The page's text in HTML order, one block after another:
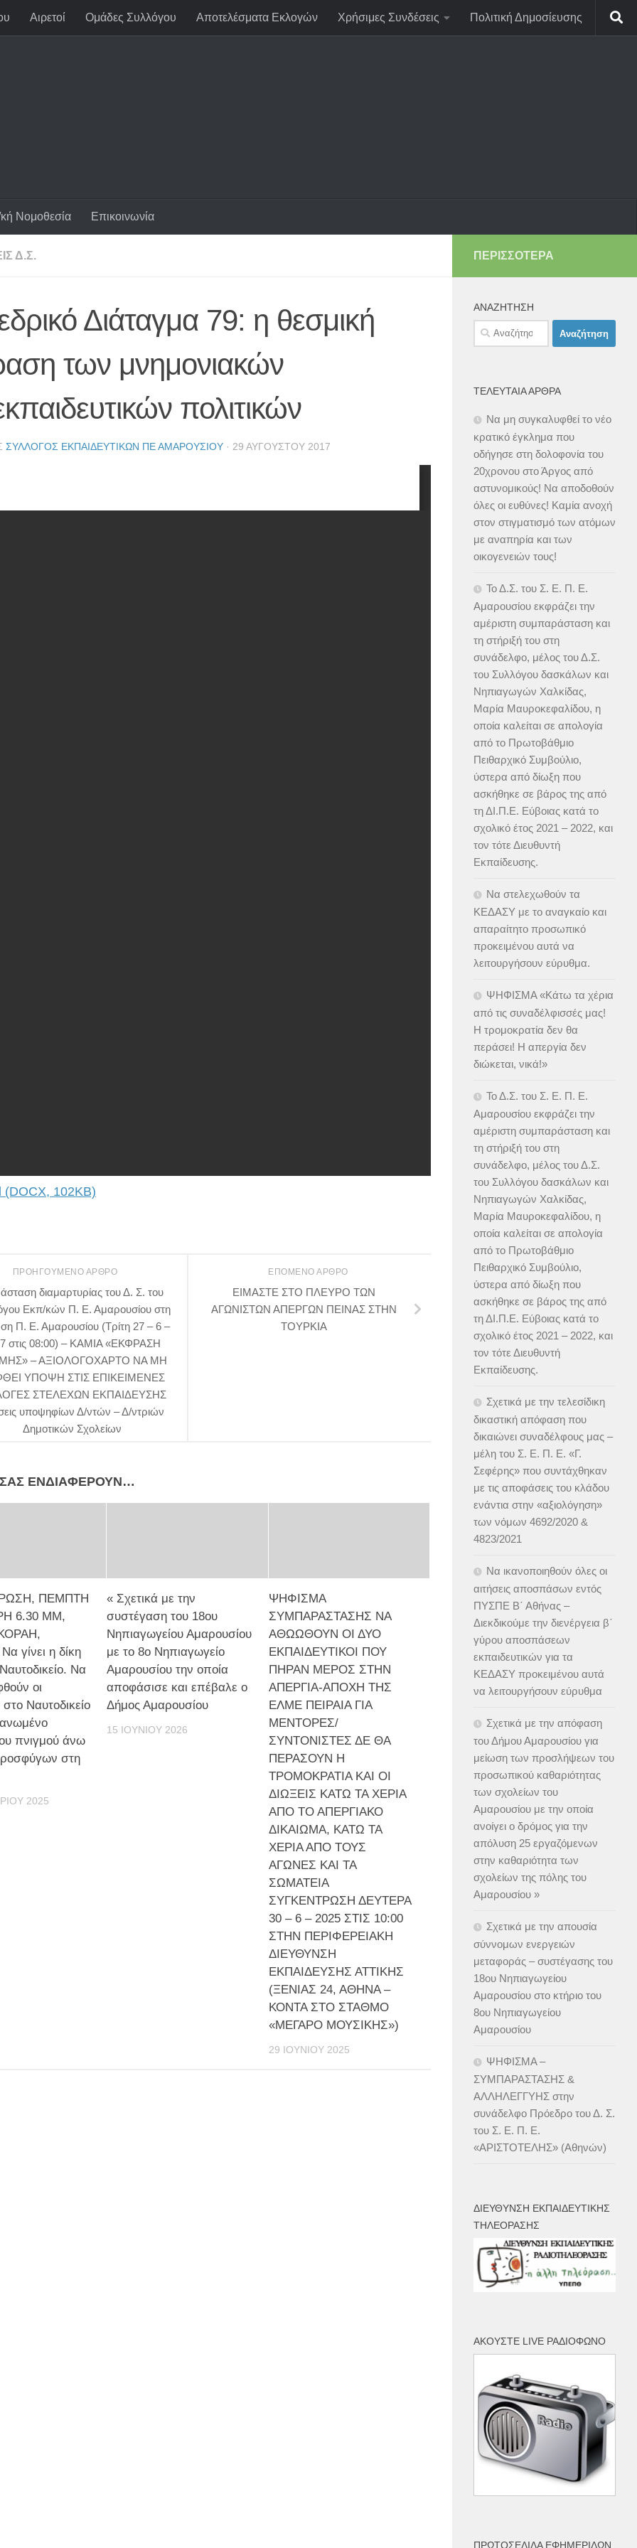
Αιρετοί Ομάδες Συλλόγου Αποτελέσματα Εκλογών Χρήσιμες Συνδέσεις Πολιτική Δημοσίευσης
Νομοθεσία Επικοινωνία
Δ.Σ.
Διάταγμα 79: η θεσμική
των μνημονιακών
πολιτικών
ΣΎΛΛΟΓΟΣ ΕΚΠΑΙΔΕΥΤΙΚΏΝ ΠΕ ΑΜΑΡΟΥΣΊΟΥ · 29 ΑΥΓΟΎΣΤΟΥ 2017
(DOCX, 102KB)
ΕΠΌΜΕΝΟ ΆΡΘΡΟ
ΕΙΜΑΣΤΕ ΣΤΟ ΠΛΕΥΡΟ ΤΩΝ
ΑΓΩΝΙΣΤΩΝ ΑΠΕΡΓΩΝ ΠΕΙΝΑΣ ΣΤΗΝ
ΤΟΥΡΚΙΑ
ΠΡΟΗΓΟΎΜΕΝΟ ΆΡΘΡΟ
διαμαρτυρίας του Δ. Σ. του
Εκπ/κών Π. Ε. Αμαρουσίου στη
Π. Ε. Αμαρουσίου (Τρίτη 27 – 6 –
στις 08:00) – ΚΑΜΙΑ «ΕΚΦΡΑΣΗ
– ΑΞΙΟΛΟΓΟΧΑΡΤΟ ΝΑ ΜΗ
ΥΠΟΨΗ ΣΤΙΣ ΕΠΙΚΕΙΜΕΝΕΣ
ΣΤΕΛΕΧΩΝ ΕΚΠΑΙΔΕΥΣΗΣ
υποψηφίων Δ/ντών – Δ/ντριών
Δημοτικών Σχολείων
ΣΑΣ ΕΝΔΙΑΦΈΡΟΥΝ…
ΠΕΜΠΤΗ
6.30 ΜΜ,
γίνει η δίκη
Να
οι
Ναυτοδικείο
πνιγμού άνω
στη
2025
« Σχετικά με την
συστέγαση του 18ου
Νηπιαγωγείου Αμαρουσίου
με το 8ο Νηπιαγωγείο
Αμαρουσίου την οποία
αποφάσισε και επέβαλε ο
Δήμος Αμαρουσίου
15 ΙΟΥΝΊΟΥ 2026
ΨΗΦΙΣΜΑ
ΣΥΜΠΑΡΑΣΤΑΣΗΣ ΝΑ
ΑΘΩΩΘΟΥΝ ΟΙ ΔΥΟ
ΕΚΠΑΙΔΕΥΤΙΚΟΙ ΠΟΥ
ΠΗΡΑΝ ΜΕΡΟΣ ΣΤΗΝ
ΑΠΕΡΓΙΑ-ΑΠΟΧΗ ΤΗΣ
ΕΛΜΕ ΠΕΙΡΑΙΑ ΓΙΑ
ΜΕΝΤΟΡΕΣ/
ΣΥΝΤΟΝΙΣΤΕΣ ΔΕ ΘΑ
ΠΕΡΑΣΟΥΝ Η
ΤΡΟΜΟΚΡΑΤΙΑ ΚΑΙ ΟΙ
ΔΙΩΞΕΙΣ ΚΑΤΩ ΤΑ ΧΕΡΙΑ
ΑΠΟ ΤΟ ΑΠΕΡΓΙΑΚΟ
ΔΙΚΑΙΩΜΑ, ΚΑΤΩ ΤΑ
ΧΕΡΙΑ ΑΠΟ ΤΟΥΣ
ΑΓΩΝΕΣ ΚΑΙ ΤΑ
ΣΩΜΑΤΕΙΑ
ΣΥΓΚΕΝΤΡΩΣΗ ΔΕΥΤΕΡΑ
30 – 6 – 2025 ΣΤΙΣ 10:00
ΣΤΗΝ ΠΕΡΙΦΕΡΕΙΑΚΗ
ΔΙΕΥΘΥΝΣΗ
ΕΚΠΑΙΔΕΥΣΗΣ ΑΤΤΙΚΗΣ
(ΞΕΝΙΑΣ 24, ΑΘΗΝΑ –
ΚΟΝΤΑ ΣΤΟ ΣΤΑΘΜΟ
«ΜΕΓΑΡΟ ΜΟΥΣΙΚΗΣ»)
29 ΙΟΥΝΊΟΥ 2025
ΠΕΡΙΣΣΌΤΕΡΑ
ΑΝΑΖΉΤΗΣΗ
Αναζήτηση
για:
ΤΕΛΕΥΤΑΊΑ ΆΡΘΡΑ
Να μη συγκαλυφθεί το νέο
κρατικό έγκλημα που
οδήγησε στη δολοφονία του
20χρονου στο Άργος από
αστυνομικούς! Να αποδοθούν
όλες οι ευθύνες! Καμία ανοχή
στον στιγματισμό των ατόμων
με αναπηρία και των
οικογενειών τους!
Το Δ.Σ. του Σ. Ε. Π. Ε.
Αμαρουσίου εκφράζει την
αμέριστη συμπαράσταση και
τη στήριξή του στη
συνάδελφο, μέλος του Δ.Σ.
του Συλλόγου δασκάλων και
Νηπιαγωγών Χαλκίδας,
Μαρία Μαυροκεφαλίδου, η
οποία καλείται σε απολογία
από το Πρωτοβάθμιο
Πειθαρχικό Συμβούλιο,
ύστερα από δίωξη που
ασκήθηκε σε βάρος της από
τη ΔΙ.Π.Ε. Εύβοιας κατά το
σχολικό έτος 2021 – 2022, και
τον τότε Διευθυντή
Εκπαίδευσης.
Να στελεχωθούν τα
ΚΕΔΑΣΥ με το αναγκαίο και
απαραίτητο προσωπικό
προκειμένου αυτά να
λειτουργήσουν εύρυθμα.
ΨΗΦΙΣΜΑ «Κάτω τα χέρια
από τις συναδέλφισσές μας!
Η τρομοκρατία δεν θα
περάσει! Η απεργία δεν
διώκεται, νικά!»
Το Δ.Σ. του Σ. Ε. Π. Ε.
Αμαρουσίου εκφράζει την
αμέριστη συμπαράσταση και
τη στήριξή του στη
συνάδελφο, μέλος του Δ.Σ.
του Συλλόγου δασκάλων και
Νηπιαγωγών Χαλκίδας,
Μαρία Μαυροκεφαλίδου, η
οποία καλείται σε απολογία
από το Πρωτοβάθμιο
Πειθαρχικό Συμβούλιο,
ύστερα από δίωξη που
ασκήθηκε σε βάρος της από
τη ΔΙ.Π.Ε. Εύβοιας κατά το
σχολικό έτος 2021 – 2022, και
τον τότε Διευθυντή
Εκπαίδευσης.
Σχετικά με την τελεσίδικη
δικαστική απόφαση που
δικαιώνει συναδέλφους μας –
μέλη του Σ. Ε. Π. Ε. «Γ.
Σεφέρης» που συντάχθηκαν
με τις αποφάσεις του κλάδου
ενάντια στην «αξιολόγηση»
των νόμων 4692/2020 &
4823/2021
Να ικανοποιηθούν όλες οι
αιτήσεις αποσπάσων εντός
ΠΥΣΠΕ Β΄ Αθήνας –
Διεκδικούμε την διενέργεια β΄
γύρου αποσπάσεων
εκπαιδευτικών για τα
ΚΕΔΑΣΥ προκειμένου αυτά
να λειτουργήσουν εύρυθμα
Σχετικά με την απόφαση
του Δήμου Αμαρουσίου για
μείωση των προσλήψεων του
προσωπικού καθαριότητας
των σχολείων του
Αμαρουσίου με την οποία
ανοίγει ο δρόμος για την
απόλυση 25 εργαζόμενων
στην καθαριότητα των
σχολείων της πόλης του
Αμαρουσίου »
Σχετικά με την απουσία
σύννομων ενεργειών
μεταφοράς – συστέγασης του
18ου Νηπιαγωγείου
Αμαρουσίου στο κτήριο του
8ου Νηπιαγωγείου
Αμαρουσίου
ΨΗΦΙΣΜΑ –
ΣΥΜΠΑΡΑΣΤΑΣΗΣ &
ΑΛΛΗΛΕΓΓΥΗΣ στην
συνάδελφο Πρόεδρο του Δ. Σ.
του Σ. Ε. Π. Ε.
«ΑΡΙΣΤΟΤΕΛΗΣ» (Αθηνών)
ΔΙΕΎΘΥΝΣΗ ΕΚΠΑΙΔΕΥΤΙΚΉΣ
ΤΗΛΕΌΡΑΣΗΣ
ΑΚΟΎΣΤΕ LIVE ΡΑΔΙΌΦΩΝΟ
ΠΡΩΤΟΣΈΛΙΔΑ ΕΦΗΜΕΡΊΔΩΝ